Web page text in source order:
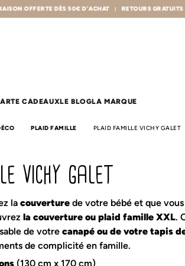
RETOURS GRATUITS SAVOIR-FAIRE ET
Sac à dos crèche
Sac à langer
Sac banane
la balade
Cache cou
Couverture
Lange & Maxi-lange
Nid d'ange
langer
Plaid famille
Poncho de bain
Poncho de pluie
Protège livret de famille
r
Range doudou
Rideau
CADEAUXLE BLOGLA MARQUE
PLAID FAMILLE PLAID FAMILLE VICHY GALET
vichy galet
lacouverture de votre bébé et que vous
la couverture ou plaid famille XXL.
de votre canapé ou de votre tapis
de complicité en famille.
(130 cm x 170 cm)